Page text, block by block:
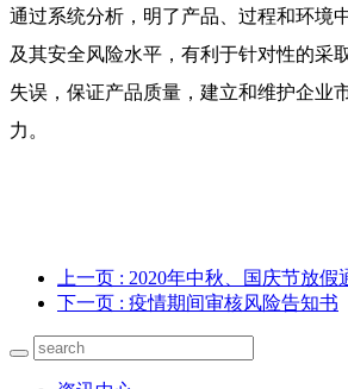
通过系统分析，明了产品、过程和环境
及其安全风险水平，有利于针对性的采
失误，保证产品质量，建立和维护企业
力。
上一页 : 2020年中秋、国庆节放假
下一页 : 疫情期间审核风险告知书